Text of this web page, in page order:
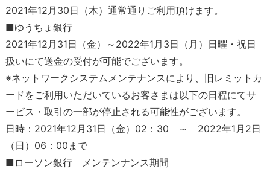
2021年12月30日（木）通常通りご利用頂けます。
■ゆうちょ銀行
2021年12月31日（金）～2022年1月3日（月）日曜・祝日
扱いにて送金の受付が可能でございます。
※ネットワークシステムメンテナンスにより、旧レミットカ
ードをご利用いただいているお客さまは以下の日程にてサ
ービス・取引の一部が停止される可能性がございます。
日時：2021年12月31日（金）02：30 ～ 2022年1月2日
（日）06：00まで
■ローソン銀行 メンテンナンス期間